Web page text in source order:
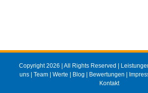
Copyright 2026 | All Rights Reserved |
uns | Team | Werte | Blog | Bewertungen |
Kontakt